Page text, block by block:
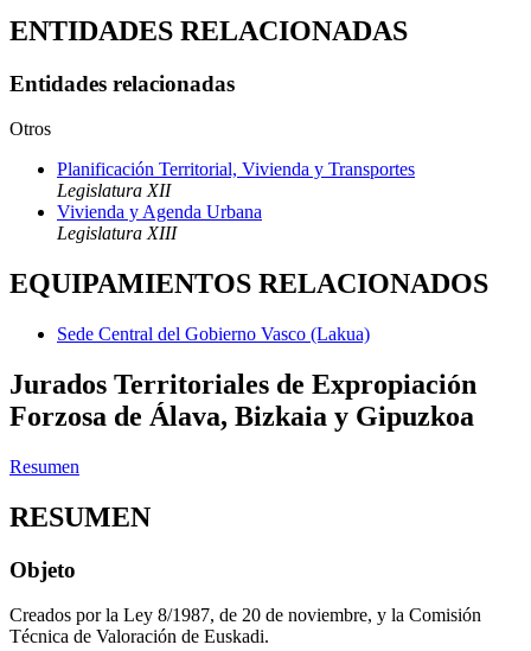
ENTIDADES RELACIONADAS
Entidades relacionadas
Otros
Planificación Territorial, Vivienda y Transportes
Legislatura XII
Vivienda y Agenda Urbana
Legislatura XIII
EQUIPAMIENTOS RELACIONADOS
Sede Central del Gobierno Vasco (Lakua)
Jurados Territoriales de Expropiación
Forzosa de Álava, Bizkaia y Gipuzkoa
Resumen
RESUMEN
Objeto
Creados por la Ley 8/1987, de 20 de noviembre, y la Comisión
Técnica de Valoración de Euskadi.